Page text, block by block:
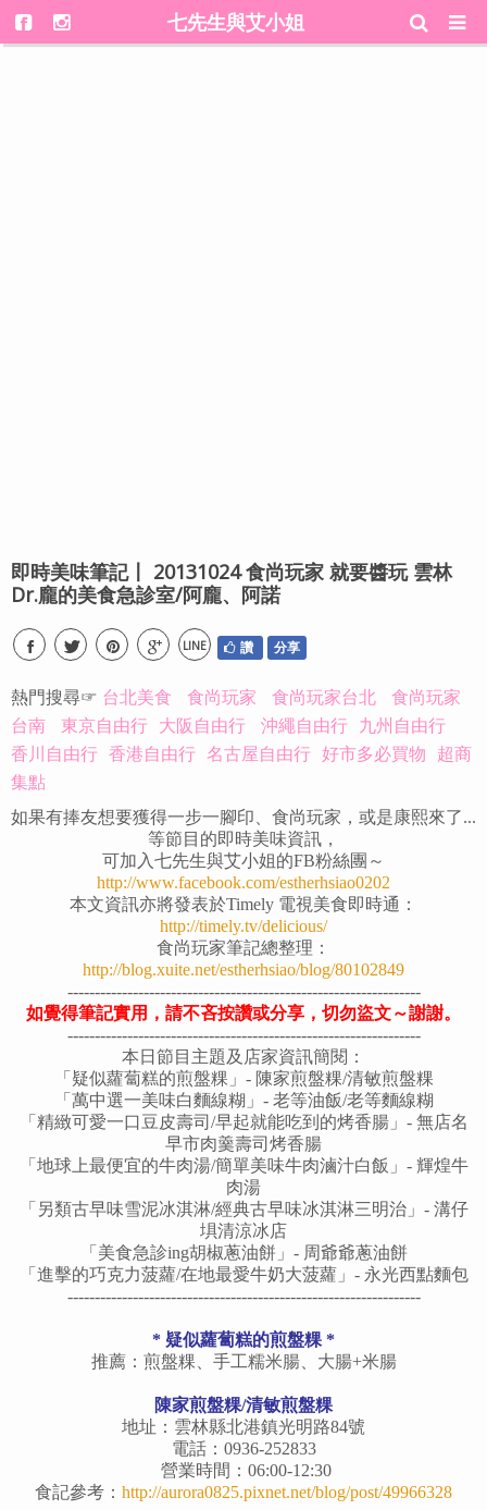
七先生與艾小姐
即時美味筆記〡 20131024 食尚玩家 就要醬玩 雲林
Dr.龐的美食急診室/阿龐、阿諾
LINE 讚 分享
熱門搜尋☞ 台北美食 食尚玩家 食尚玩家台北
食尚玩家
台南
東京自由行 大阪自由行 沖繩自由行 九州自由行
香川自由行 香港自由行 名古屋自由行 好市多必買物 超商
集點
如果有捧友想要獲得一步一腳印、食尚玩家，或是康熙來了...
等節目的即時美味資訊，
可加入七先生與艾小姐的FB粉絲團～
http://www.facebook.com/estherhsiao0202
本文資訊亦將發表於Timely 電視美食即時通：
http://timely.tv/delicious/
食尚玩家筆記總整理：
http://blog.xuite.net/estherhsiao/blog/80102849
-----------------------------------------------------------------
如覺得筆記實用，請不吝按讚或分享，切勿盜文～謝謝。
-----------------------------------------------------------------
本日節目主題及店家資訊簡閱：
「 疑似蘿蔔糕的煎盤粿 」- 陳家煎盤粿/清敏煎盤粿
「萬中選一美味白麵線糊」- 老等油飯/老等麵線糊
「 精緻可愛一口豆皮壽司 /早起就能吃到的烤香腸」- 無店名
早市肉羹壽司烤香腸
「地球上最便宜的牛肉湯/簡單美味牛肉滷汁白飯」- 輝煌牛
肉湯
「 另類古早味雪泥冰淇淋/經典古早味冰淇淋三明治」- 溝仔
埧清涼冰店
「美食急診ing胡椒蔥油餅」- 周爺爺蔥油餅
「 進擊的巧克力菠蘿/在地最愛牛奶大菠蘿」- 永光西點麵包
-----------------------------------------------------------------
* 疑似蘿蔔糕的煎盤粿 *
推薦：煎盤粿、手工糯米腸、大腸+米腸
陳家煎盤粿/清敏煎盤粿
地址：雲林縣北港鎮光明路84號
電話：0936-252833
營業時間：06:00-12:30
食記參考： http://aurora0825.pixnet.net/blog/post/49966328